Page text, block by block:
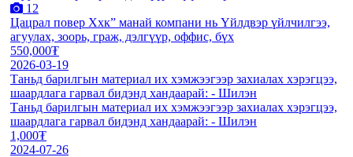
12
Цацрал повер Ххк” манай компани нь Үйлдвэр үйлчилгээ,
агуулах, зоорь, граж, дэлгүүр, оффис, бүх
550,000₮
2026-03-19
Таньд барилгын материал их хэмжээгээр захиалах хэрэгцээ,
шаардлага гарвал бидэнд хандаарай: - Шилэн
Таньд барилгын материал их хэмжээгээр захиалах хэрэгцээ,
шаардлага гарвал бидэнд хандаарай: - Шилэн
1,000₮
2024-07-26